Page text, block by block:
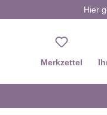
Hier
Merkzettel Du